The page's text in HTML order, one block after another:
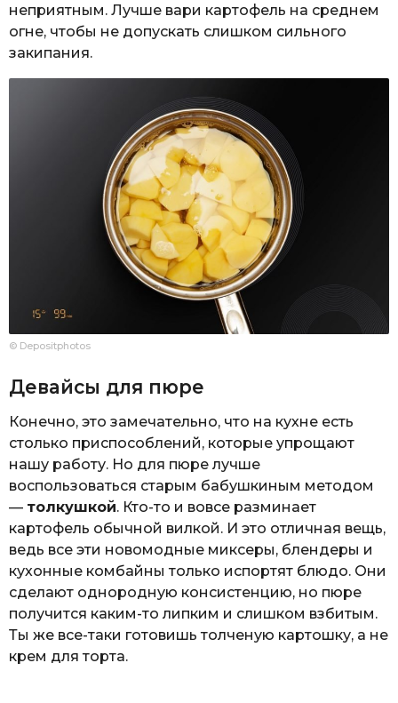
неприятным. Лучше вари картофель на среднем
огне, чтобы не допускать слишком сильного
закипания.
© Depositphotos
Девайсы для пюре
Конечно, это замечательно, что на кухне есть
столько приспособлений, которые упрощают
нашу работу. Но для пюре лучше
воспользоваться старым бабушкиным методом
— толкушкой. Кто-то и вовсе разминает
картофель обычной вилкой. И это отличная вещь,
ведь все эти новомодные миксеры, блендеры и
кухонные комбайны только испортят блюдо. Они
сделают однородную консистенцию, но пюре
получится каким-то липким и слишком взбитым.
Ты же все-таки готовишь толченую картошку, а не
крем для торта.